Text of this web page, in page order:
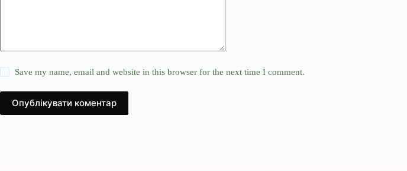
Save my name, email and website in this browser for the next time I comment.
Опублікувати коментар